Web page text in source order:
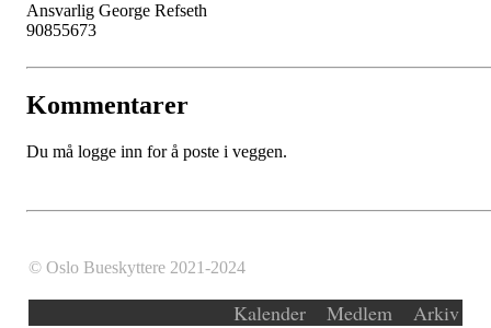
Ansvarlig George Refseth
90855673
Kommentarer
Du må logge inn for å poste i veggen.
© Oslo Bueskyttere 2021-2024
Kalender Medlem Arkiv